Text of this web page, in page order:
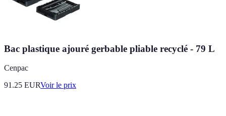
Bac plastique ajouré gerbable pliable recyclé - 79 L
Cenpac
91.25 EURVoir le prix